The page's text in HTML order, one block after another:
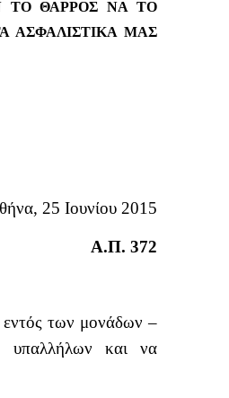
ΤΟ ΘΑΡΡΟΣ ΝΑ ΤΟ
ΑΣΦΑΛΙΣΤΙΚΑ ΜΑΣ
25 Ιουνίου 2015
Α.Π. 372
εντός των μονάδων –
υπαλλήλων και να